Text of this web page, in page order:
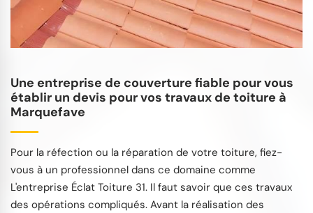
Une entreprise de couverture fiable pour vous
établir un devis pour vos travaux de toiture à
Marquefave
Pour la réfection ou la réparation de votre toiture, fiez-
vous à un professionnel dans ce domaine comme
L'entreprise Éclat Toiture 31. Il faut savoir que ces travaux
des opérations compliqués. Avant la réalisation des